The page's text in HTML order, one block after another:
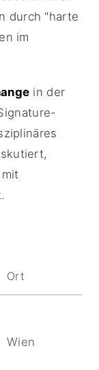
durch "harte
im
in der
Ort
Wien